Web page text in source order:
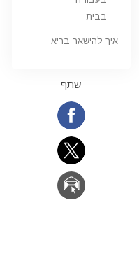
בבית
איך להישאר בריא
שתף